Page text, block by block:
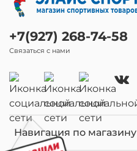
Навигация по магазину
+7(927) 268-74-58
Связаться с нами